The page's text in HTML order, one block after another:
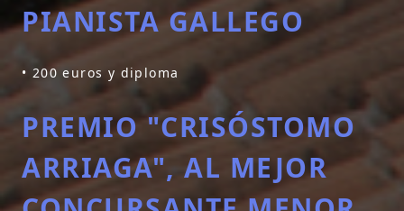
PIANISTA GALLEGO
• 200 euros y diploma
PREMIO "CRISÓSTOMO
ARRIAGA", AL MEJOR